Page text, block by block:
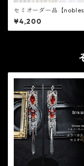
セミオーダー品【
ge】ヴィクトリアンビジ
ゴールドタックピン
¥4,200